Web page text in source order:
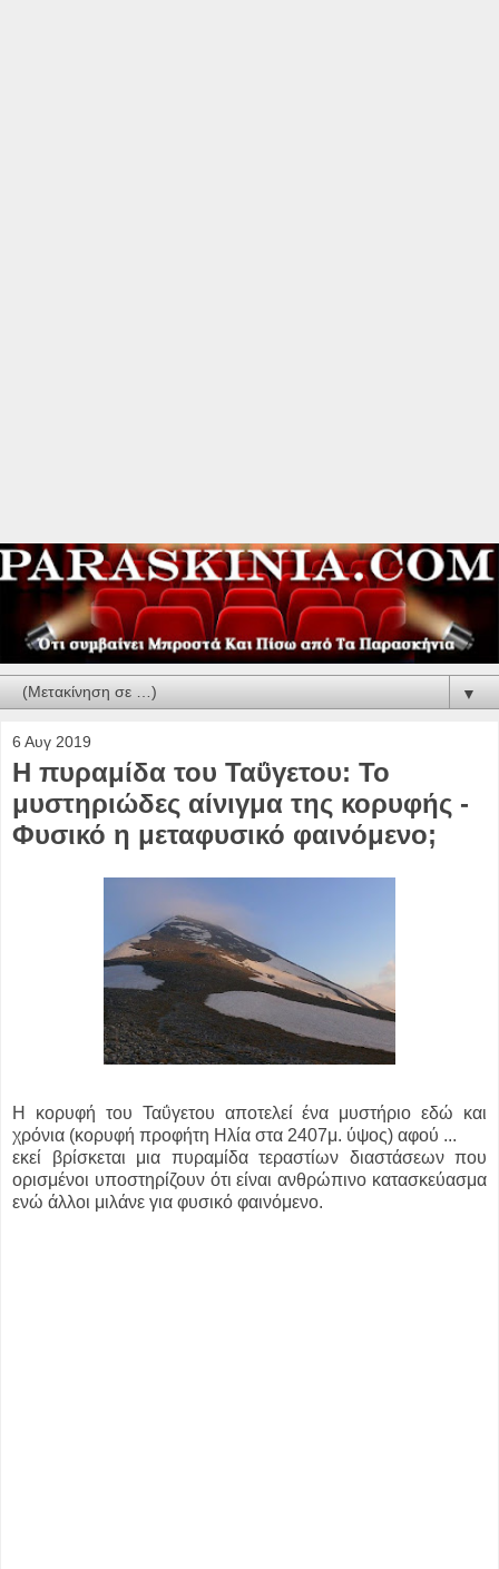
▼
6 Αυγ 2019
Η πυραμίδα του Ταΰγετου: Το
μυστηριώδες αίνιγμα της κορυφής -
Φυσικό η μεταφυσικό φαινόμενο;
Η κορυφή του Ταΰγετου αποτελεί ένα μυστήριο εδώ και
χρόνια (κορυφή προφήτη Ηλία στα 2407μ. ύψος) αφού ...
εκεί βρίσκεται μια πυραμίδα τεραστίων διαστάσεων που
ορισμένοι υποστηρίζουν ότι είναι ανθρώπινο κατασκεύασμα
ενώ άλλοι μιλάνε για φυσικό φαινόμενο.